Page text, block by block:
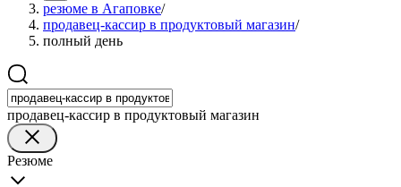
резюме в Агаповке/
продавец-кассир в продуктовый магазин/
полный день
продавец-кассир в продуктовый магазин
Резюме